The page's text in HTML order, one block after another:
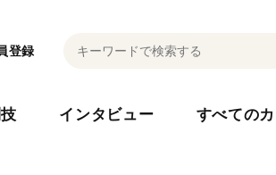
登録
インタビュー すべての